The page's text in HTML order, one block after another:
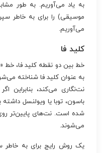
به یاد می‌آوریم. به طور
موسیقی) را برای به خاطر
می‌آوریم.
کلید فا
به عنوان کلید فا شناخته
نت‌نگاری می‌کند، بنابراین
باسون، توبا یا ویولنسل
شده است. نت‌های پایین‌تر روی
می‌شوند.
یک روش رایج برای به خاطر